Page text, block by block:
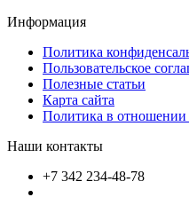
Информация
Политика
Пользовательское
Полезные статьи
Карта сайта
Политика в отношении
Наши контакты
+7 342 234-48-78